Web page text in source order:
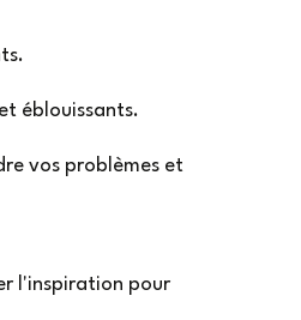
éblouissants.
vos problèmes et
l'inspiration pour